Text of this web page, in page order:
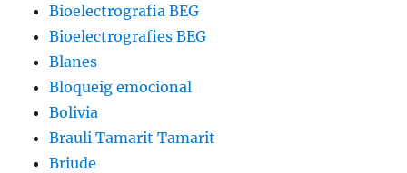
Bioelectrografia BEG
Bioelectrografies BEG
Blanes
Bloqueig emocional
Bolivia
Brauli Tamarit Tamarit
Briude